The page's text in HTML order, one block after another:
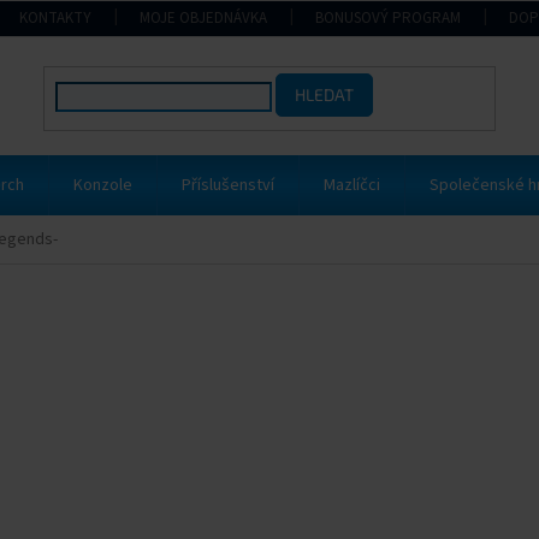
KONTAKTY MOJE OBJEDNÁVKA BONUSOVÝ PROGRAM
HLEDAT
Konzole Příslušenství Mazlíčci Společenské